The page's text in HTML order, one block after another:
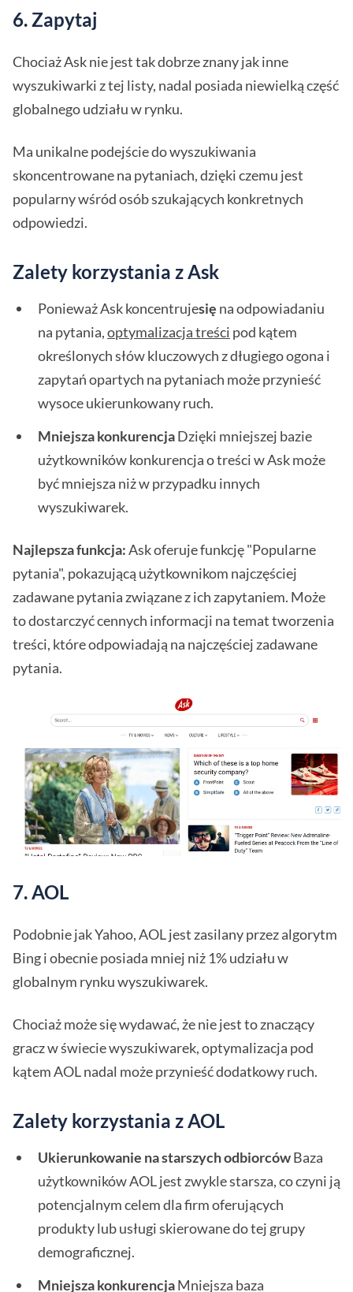
6. Zapytaj
Chociaż Ask nie jest tak dobrze znany jak inne
wyszukiwarki z tej listy, nadal posiada niewielką część
globalnego udziału w rynku.
Ma unikalne podejście do wyszukiwania
skoncentrowane na pytaniach, dzięki czemu jest
popularny wśród osób szukających konkretnych
odpowiedzi.
Zalety korzystania z Ask
Ponieważ Ask koncentrujesię na odpowiadaniu
na pytania,optymalizacja treści pod kątem
określonych słów kluczowych z długiego ogona i
zapytań opartych na pytaniach może przynieść
wysoce ukierunkowany ruch.
Mniejsza konkurencjaDzięki mniejszej bazie
użytkowników konkurencja o treści w Ask może
być mniejsza niż w przypadku innych
wyszukiwarek.
Najlepsza funkcja:Ask oferuje funkcję "Popularne
pytania", pokazującą użytkownikom najczęściej
zadawane pytania związane z ich zapytaniem. Może
to dostarczyć cennych informacji na temat tworzenia
treści, które odpowiadają na najczęściej zadawane
pytania.
7. AOL
Podobnie jak Yahoo, AOL jest zasilany przez algorytm
Bing i obecnie posiada mniej niż 1% udziału w
globalnym rynku wyszukiwarek.
Chociaż może się wydawać, że nie jest to znaczący
gracz w świecie wyszukiwarek, optymalizacja pod
kątem AOL nadal może przynieść dodatkowy ruch.
Zalety korzystania z AOL
Ukierunkowanie na starszych odbiorcówBaza
użytkowników AOL jest zwykle starsza, co czyni ją
potencjalnym celem dla firm oferujących
produkty lub usługi skierowane do tej grupy
demograficznej.
Mniejsza konkurencjaMniejsza baza